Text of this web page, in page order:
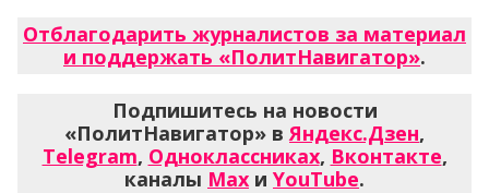
Отблагодарить журналистов за материал
и поддержать «ПолитНавигатор».
Подпишитесь на новости
«ПолитНавигатор» в Яндекс.Дзен,
Telegram, Одноклассниках, Вконтакте,
каналы Max и YouTube.